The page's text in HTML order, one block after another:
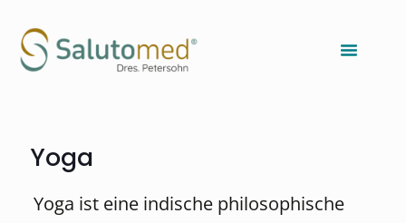
Yoga
Yoga ist eine indische philosophische